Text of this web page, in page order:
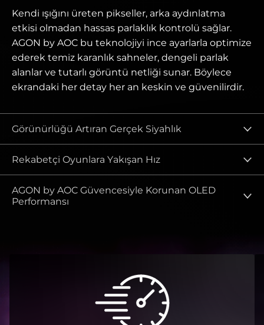
Kendi ışığını üreten pikseller, arka aydınlatma
etkisi olmadan hassas parlaklık kontrolü sağlar.
AGON by AOC bu teknolojiyi ince ayarlarla optimize
ederek temiz karanlık sahneler, dengeli parlak
alanlar ve tutarlı görüntü netliği sunar. Böylece
ekrandaki her detay her an keskin ve güvenilirdir.
Görünürlüğü Artıran Gerçek Siyahlık
Rekabetçi Oyunlara Yakışan Hız
AGON by AOC Güvencesiyle Korunan OLED
Performansı